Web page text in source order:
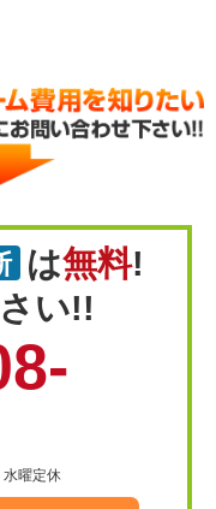
は無料!
い!!
曜定休